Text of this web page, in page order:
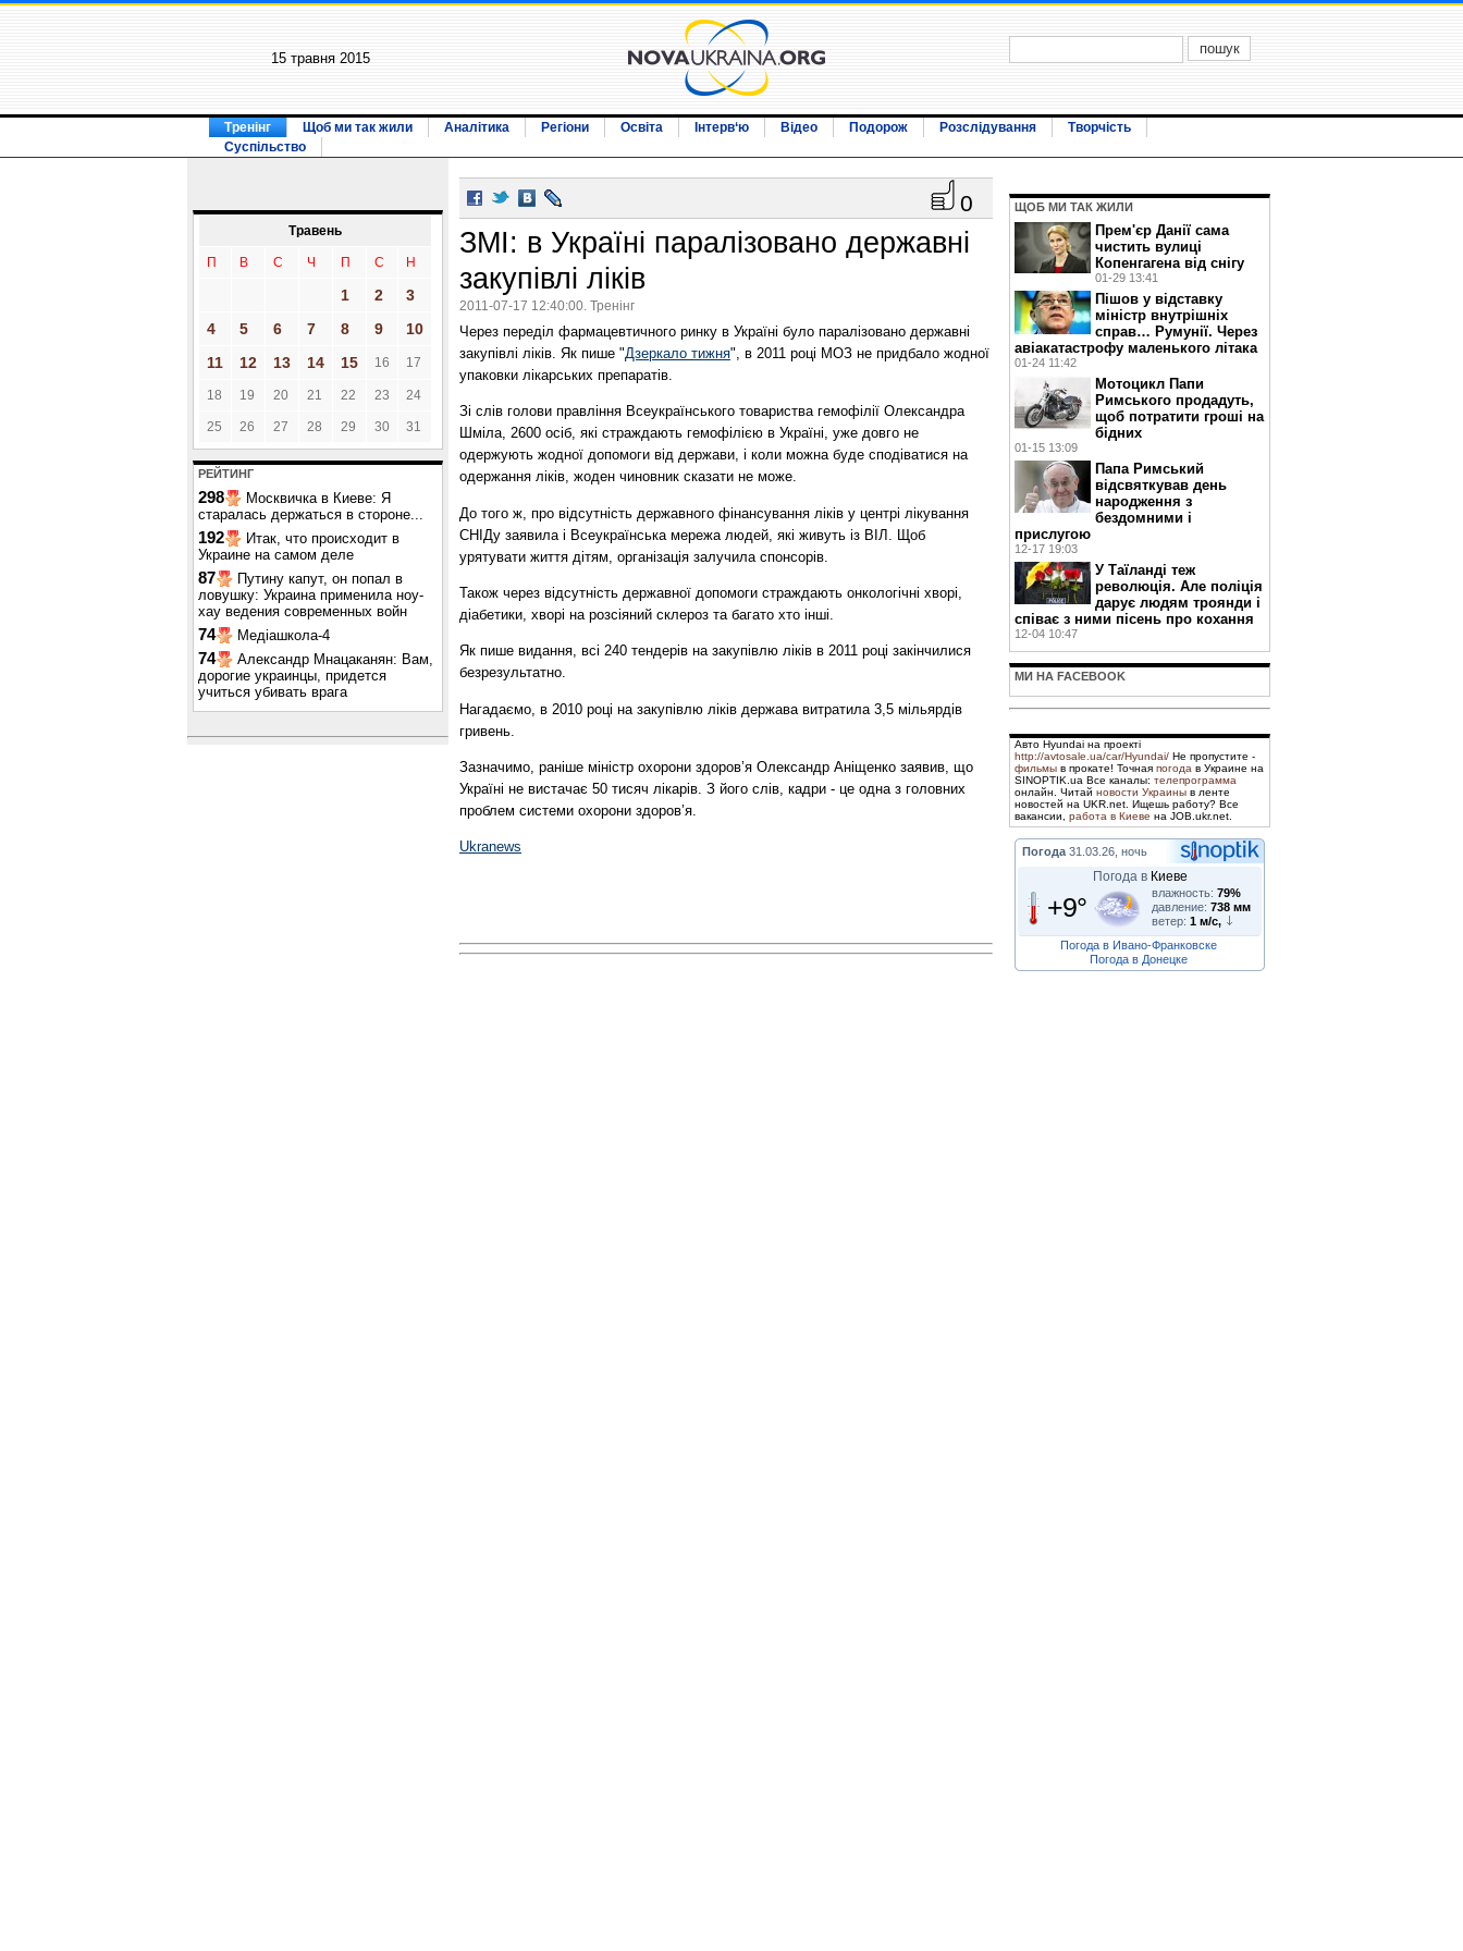
15 травня 2015
Тренінг Щоб ми так жили Аналітика Регіони Освіта Інтерв‘ю Відео Подорож Розслідування
Творчість
Суспільство
Травень
П В С Ч П С Н
1 2
3
4
5 6 7 8 9
10
11
12 13 14 15 16 17
18 19 20 21 22 23 24
25 26 27 28 29 30 31
РЕЙТИНГ
298
Москвичка в Киеве: Я
старалась держаться в стороне...
192
Итак, что происходит в
Украине на самом деле
87
Путину капут, он попал в
ловушку: Украина применила ноу-
хау ведения современных войн
74 Медіашкола-4
74
Александр Мнацаканян: Вам,
дорогие украинцы, придется
учиться убивать врага
0
ЗМІ: в Україні паралізовано державні
закупівлі ліків
2011-07-17 12:40:00. Тренінг
Через переділ фармацевтичного ринку в Україні було паралізовано державні
закупівлі ліків. Як пише "Дзеркало тижня", в 2011 році МОЗ не придбало жодної
упаковки лікарських препаратів.
Зі слів голови правління Всеукраїнського товариства гемофілії Олександра
Шміла, 2600 осіб, які страждають гемофілією в Україні, уже довго не
одержують жодної допомоги від держави, і коли можна буде сподіватися на
одержання ліків, жоден чиновник сказати не може.
До того ж, про відсутність державного фінансування ліків у центрі лікування
СНІДу заявила і Всеукраїнська мережа людей, які живуть із ВІЛ. Щоб
урятувати життя дітям, організація залучила спонсорів.
Також через відсутність державної допомоги страждають онкологічні хворі,
діабетики, хворі на розсіяний склероз та багато хто інші.
Як пише видання, всі 240 тендерів на закупівлю ліків в 2011 році закінчилися
безрезультатно.
Нагадаємо, в 2010 році на закупівлю ліків держава витратила 3,5 мільярдів
гривень.
Зазначимо, раніше міністр охорони здоров’я Олександр Аніщенко заявив, що
Україні не вистачає 50 тисяч лікарів. З його слів, кадри - це одна з головних
проблем системи охорони здоров’я.
Ukranews
ЩОБ МИ ТАК ЖИЛИ
Прем'єр Данії сама
чистить вулиці
Копенгагена від снігу
01-29 13:41
Пішов у відставку
міністр внутрішніх
справ… Румунії. Через
авіакатастрофу маленького літака
01-24 11:42
Мотоцикл Папи
Римського продадуть,
щоб потратити гроші на
бідних
01-15 13:09
Папа Римський
відсвяткував день
народження з
бездомними і
прислугою
12-17 19:03
У Таїланді теж
революція. Але поліція
дарує людям троянди і
співає з ними пісень про кохання
12-04 10:47
МИ НА FACEBOOK
Авто Hyundai на проекті
http://avtosale.ua/car/Hyundai/ Не пропустите -
фильмы в прокате! Точная погода в Украине на
SINOPTIK.ua Все каналы: телепрограмма
онлайн. Читай новости Украины в ленте
новостей на UKR.net. Ищешь работу? Все
вакансии, работа в Киеве на JOB.ukr.net.
Погода 31.03.26, ночь
Погода в Киеве
+9° влажность: 79%
давление: 738 мм
ветер: 1 м/с,
Погода в Ивано-Франковске
Погода в Донецке